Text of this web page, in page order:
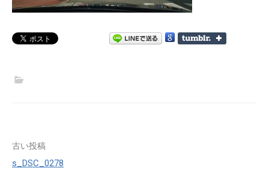
投
稿
古い投稿
s_DSC_0278